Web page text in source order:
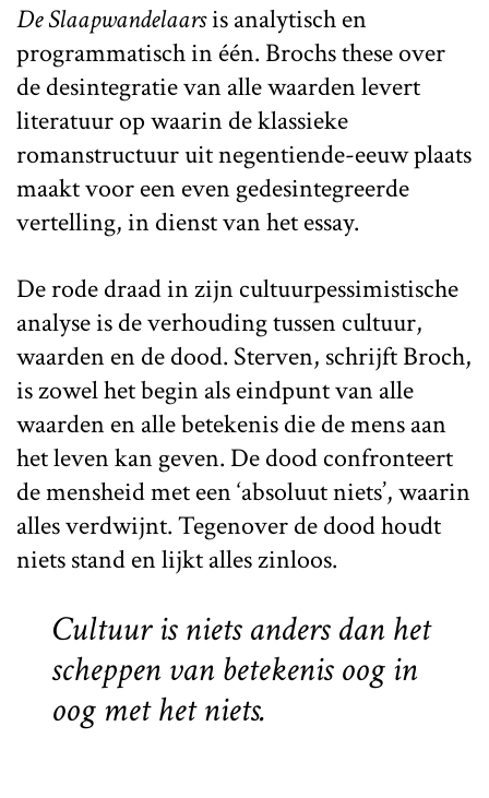
De Slaapwandelaarsis analytisch en
programmatisch in één. Brochs these over
de desintegratie van alle waarden levert
literatuur op waarin de klassieke
romanstructuur uit negentiende-eeuw plaats
maakt voor een even gedesintegreerde
vertelling, in dienst van het essay.
De rode draad in zijn cultuurpessimistische
analyse is de verhouding tussen cultuur,
waarden en de dood. Sterven, schrijft Broch,
is zowel het begin als eindpunt van alle
waarden en alle betekenis die de mens aan
het leven kan geven. De dood confronteert
de mensheid met een ‘absoluut niets’, waarin
alles verdwijnt. Tegenover de dood houdt
niets stand en lijkt alles zinloos.
Cultuur is niets anders dan het
scheppen van betekenis oog in
oog met het niets.